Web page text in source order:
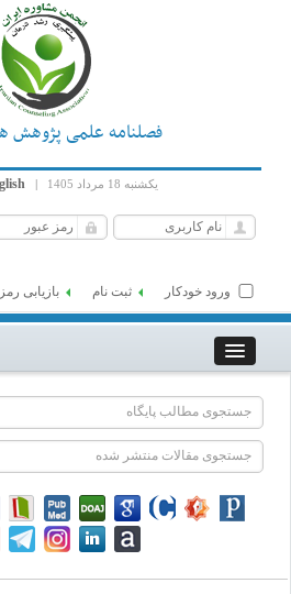
فصلنامه علمی پژوهش
یکشنبه 18 مرداد 1405 |
ورود خودکار ثبت نام بازیابی رمز